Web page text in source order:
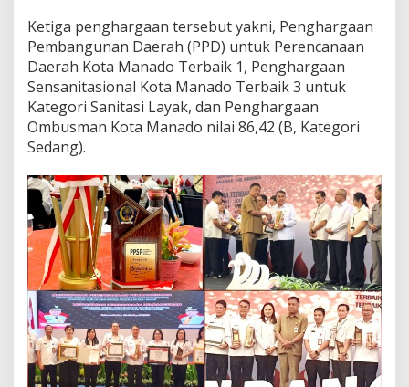
Ketiga penghargaan tersebut yakni, Penghargaan
Pembangunan Daerah (PPD) untuk Perencanaan
Daerah Kota Manado Terbaik 1, Penghargaan
Sensanitasional Kota Manado Terbaik 3 untuk
Kategori Sanitasi Layak, dan Penghargaan
Ombusman Kota Manado nilai 86,42 (B, Kategori
Sedang).